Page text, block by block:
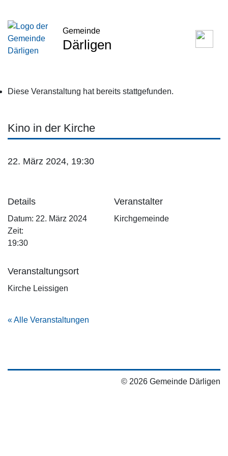
Gemeinde
Därligen
Diese Veranstaltung hat bereits stattgefunden.
Kino in der Kirche
22. März 2024, 19:30
Details
Datum: 22. März 2024
Zeit:
19:30
Veranstaltungsort
Kirche Leissigen
Veranstalter
Kirchgemeinde
« Alle Veranstaltungen
© 2026 Gemeinde Därligen